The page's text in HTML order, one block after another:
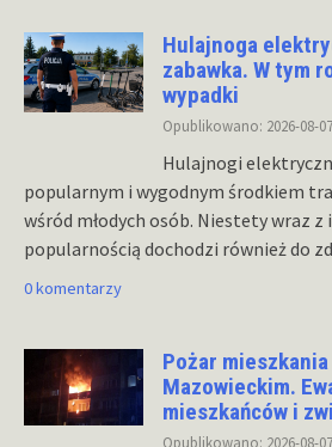
Hulajnoga
zabawka. W tym
wypadki
Opublikowano: 2026-08-07
Hulajnogi
popularnym i wygodnym środkiem
wśród młodych osób. Niestety wraz z
popularnością dochodzi również do
0 komentarzy
Pożar
Mazowieckim.
mieszkańców i
Opublikowano: 2026-08-07